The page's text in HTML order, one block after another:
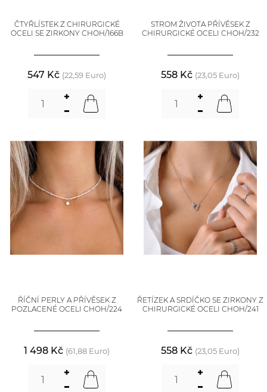
ČTYŘLÍSTEK Z CHIRURGICKÉ
OCELI SE ZIRKONY CHOH/166B
547 Kč (22,59 Euro)
STROM ŽIVOTA PŘÍVĚSEK Z
CHIRURGICKÉ OCELI CHOH/232
558 Kč (23,05 Euro)
ŘÍČNÍ PERLY A PŘÍVĚSEK Z
POZLACENÉ OCELI CHOH/224
1 498 Kč (61,88 Euro)
ŘETÍZEK A SRDÍČKO SE ZIRKONY Z
CHIRURGICKÉ OCELI CHOH/241
558 Kč (23,05 Euro)